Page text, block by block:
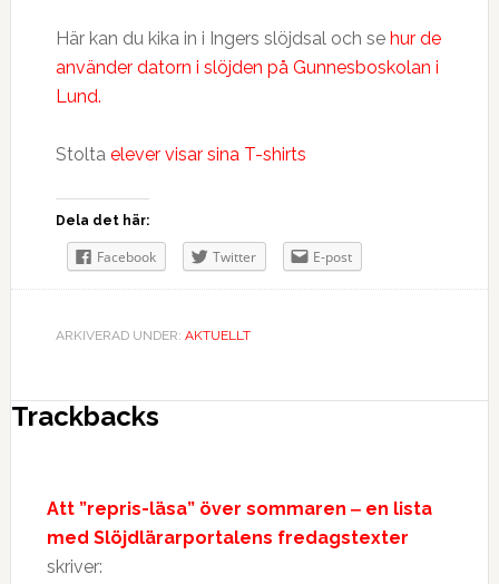
Här kan du kika in i Ingers slöjdsal och se hur de
använder datorn i slöjden på Gunnesboskolan i
Lund.
Stolta elever visar sina T-shirts
Dela det här:
Facebook Twitter E-post
ARKIVERAD UNDER: AKTUELLT
Trackbacks
Att ”repris-läsa” över sommaren ‒ en lista
med Slöjdlärarportalens fredagstexter
skriver: